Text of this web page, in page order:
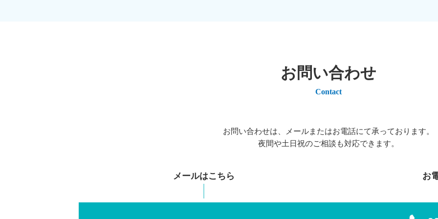
お問い合わせ
Contact
お問い合わせは、メールまたはお電話にて承っております。
夜間や土日祝のご相談も対応できます。
メールはこちら お